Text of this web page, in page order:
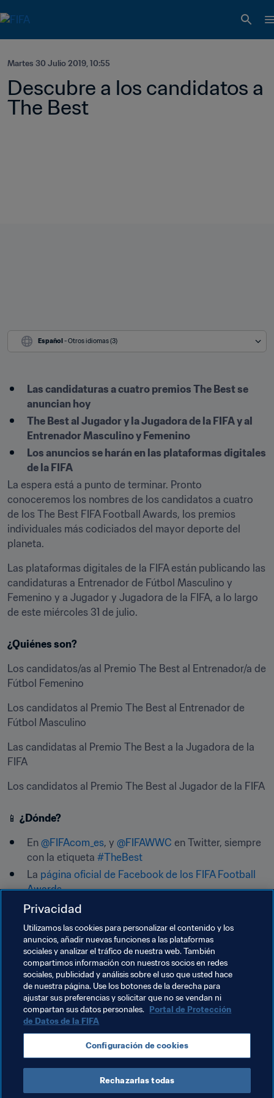
Martes 30 Julio 2019, 10:55
Descubre a los candidatos a
The Best
Español - Otros idiomas (3)
Las candidaturas a cuatro premios The Best se
anuncian hoy
The Best al Jugador y la Jugadora de la FIFA y al
Entrenador Masculino y Femenino
Los anuncios se harán en las plataformas digitales
de la FIFA
La espera está a punto de terminar. Pronto
conoceremos los nombres de los candidatos a cuatro
de los The Best FIFA Football Awards, los premios
individuales más codiciados del mayor deporte del
planeta.
Las plataformas digitales de la FIFA están publicando las
candidaturas a Entrenador de Fútbol Masculino y
Femenino y a Jugador y Jugadora de la FIFA, a lo largo
de este miércoles 31 de julio.
¿Quiénes son?
Los candidatos/as al Premio The Best al Entrenador/a de
Fútbol Femenino
Los candidatos al Premio The Best al Entrenador de
Fútbol Masculino
Las candidatas al Premio The Best a la Jugadora de la
FIFA
Los candidatos al Premio The Best al Jugador de la FIFA
📱 ¿Dónde?
En @FIFAcom_es, y @FIFAWWC en Twitter, siempre
con la etiqueta #TheBest
La página oficial de Facebook de los FIFA Football
Awards
@Fifaworldcup
¿Cuándo puedo votar por mis favoritos?
Podrás votar inmediatamente después del anuncio de
las candidaturas a cada premio, volviendo a FIFA.com
para pronunciarte sobre quiénes consideras que son los
tres mejores en cada categoría.
Para participar en la votación de estos premios hay que
ser miembro del Club FIFA.com, ¡inscríbete ya si aún no
Privacidad
Utilizamos las cookies para personalizar el contenido y los
anuncios, añadir nuevas funciones a las plataformas
sociales y analizar el tráfico de nuestra web. También
compartimos información con nuestros socios en redes
sociales, publicidad y análisis sobre el uso que usted hace
de nuestra página. Use los botones de la derecha para
ajustar sus preferencias y solicitar que no se vendan ni
compartan sus datos personales. Portal de Protección
de Datos de la FIFA
Configuración de cookies
Rechazarlas todas